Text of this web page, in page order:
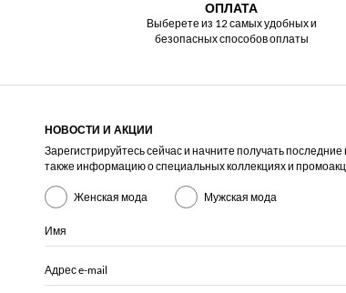
ОПЛАТА
Выберете из 12 самых удобных и
безопасных способов оплаты
НОВОСТИ И АКЦИИ
Зарегистрируйтесь сейчас и начните получать последние
также информацию о специальных коллекциях и
Женская мода Мужская мода
Имя
Адрес e-mail